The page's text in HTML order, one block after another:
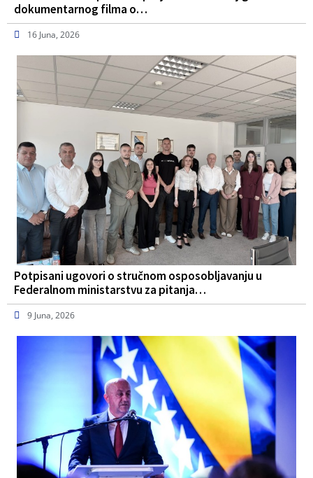
dokumentarnog filma o…
16 Juna, 2026
Potpisani ugovori o stručnom osposobljavanju u
Federalnom ministarstvu za pitanja…
9 Juna, 2026